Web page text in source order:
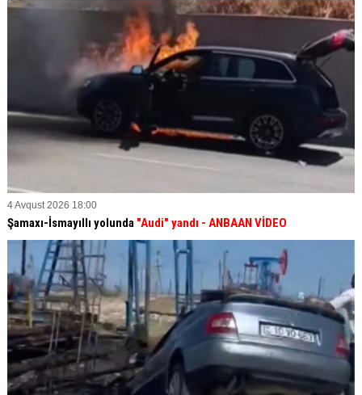
4 Avqust 2026 18:00
Şamaxı-İsmayıllı yolunda "Audi" yandı - ANBAAN VİDEO